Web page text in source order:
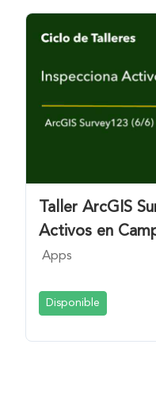
Taller ArcGIS
Activos en
Apps
Disponible